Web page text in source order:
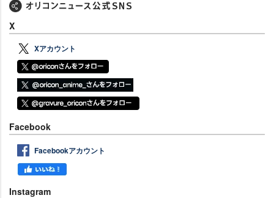
X
Xアカウント
Facebook
Facebookアカウント
Instagram